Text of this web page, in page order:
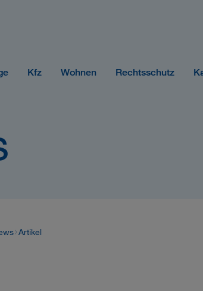
Kfz Wohnen Rechtsschutz
Artikel